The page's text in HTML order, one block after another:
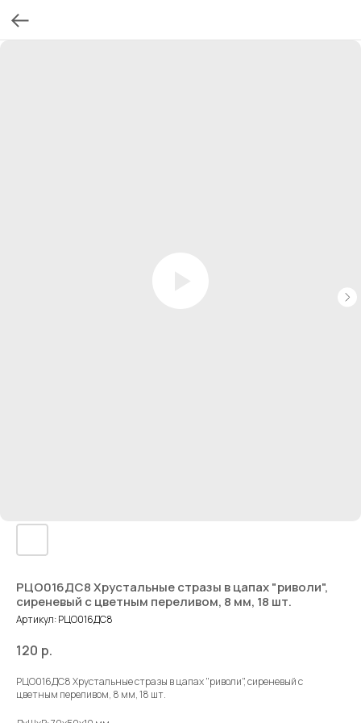
РЦО016ДС8 Хрустальные стразы в цапах "риволи",
сиреневый с цветным переливом, 8 мм, 18 шт.
Артикул:РЦО016ДС8
120 р.
РЦО016ДС8 Хрустальные стразы в цапах "риволи", сиреневый с
цветным переливом, 8 мм, 18 шт.